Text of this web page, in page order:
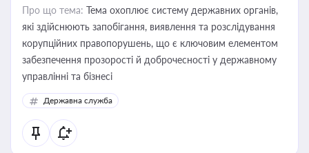
Про що тема: Тема охоплює систему державних органів,
які здійснюють запобігання, виявлення та розслідування
корупційних правопорушень, що є ключовим елементом
забезпечення прозорості й доброчесності у державному
управлінні та бізнесі
Державна служба